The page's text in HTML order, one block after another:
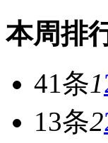
本周排
41条1
13条2